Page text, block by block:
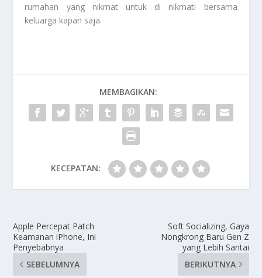
rumahan yang nikmat untuk di nikmati bersama
keluarga kapan saja.
MEMBAGIKAN:
KECEPATAN:
Apple Percepat Patch
Keamanan iPhone, Ini
Penyebabnya
SEBELUMNYA
Soft Socializing, Gaya
Nongkrong Baru Gen Z
yang Lebih Santai
BERIKUTNYA